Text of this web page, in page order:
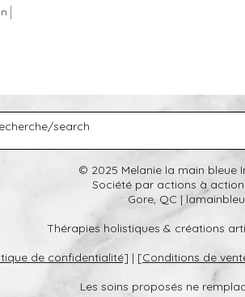
|
© 2025 Melanie la main bleue
Société par actions à
Gore, QC |
Thérapies holistiques & créations
de confidentialité] | [Conditions de
Les soins proposés ne